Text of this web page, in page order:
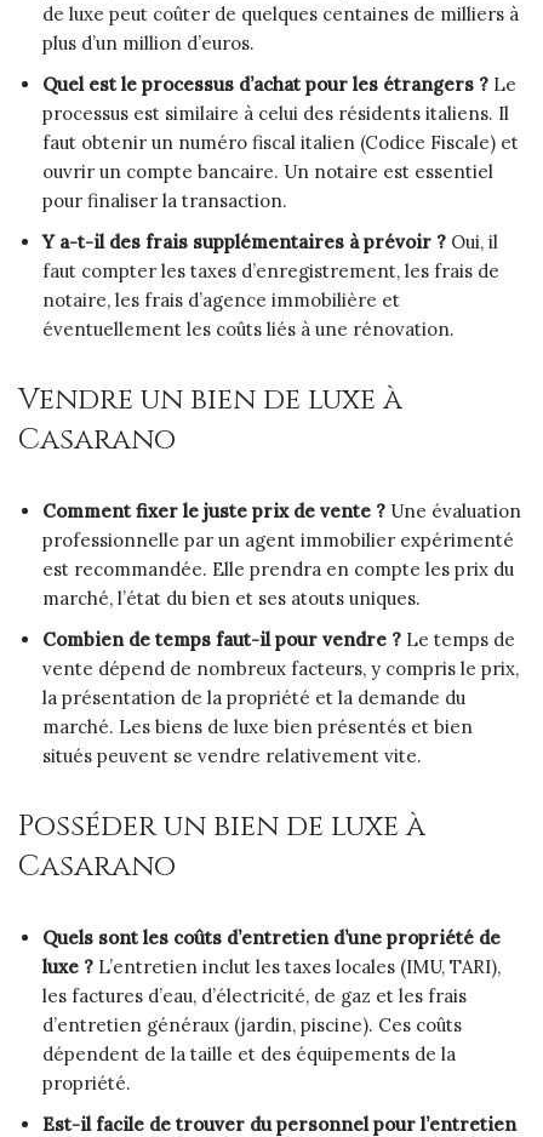
de luxe peut coûter de quelques centaines de milliers à
plus d’un million d’euros.
Quel est le processus d’achat pour les étrangers ? Le
processus est similaire à celui des résidents italiens. Il
faut obtenir un numéro fiscal italien (Codice Fiscale) et
ouvrir un compte bancaire. Un notaire est essentiel
pour finaliser la transaction.
Y a-t-il des frais supplémentaires à prévoir ? Oui, il
faut compter les taxes d’enregistrement, les frais de
notaire, les frais d’agence immobilière et
éventuellement les coûts liés à une rénovation.
Vendre un bien de luxe à
Casarano
Comment fixer le juste prix de vente ? Une évaluation
professionnelle par un agent immobilier expérimenté
est recommandée. Elle prendra en compte les prix du
marché, l’état du bien et ses atouts uniques.
Combien de temps faut-il pour vendre ? Le temps de
vente dépend de nombreux facteurs, y compris le prix,
la présentation de la propriété et la demande du
marché. Les biens de luxe bien présentés et bien
situés peuvent se vendre relativement vite.
Posséder un bien de luxe à
Casarano
Quels sont les coûts d’entretien d’une propriété de
luxe ? L’entretien inclut les taxes locales (IMU, TARI),
les factures d’eau, d’électricité, de gaz et les frais
d’entretien généraux (jardin, piscine). Ces coûts
dépendent de la taille et des équipements de la
propriété.
Est-il facile de trouver du personnel pour l’entretien